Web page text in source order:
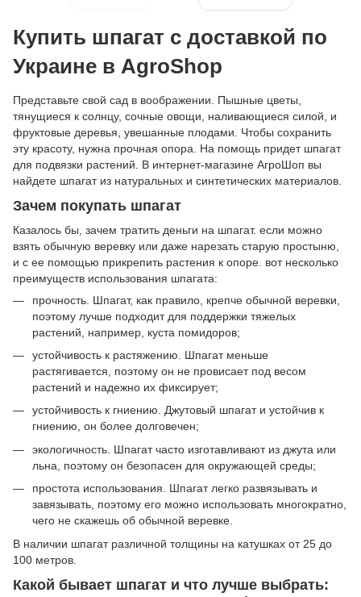
Купить шпагат с доставкой по
Украине в AgroShop
Представьте свой сад в воображении. Пышные цветы,
тянущиеся к солнцу, сочные овощи, наливающиеся силой, и
фруктовые деревья, увешанные плодами. Чтобы сохранить
эту красоту, нужна прочная опора. На помощь придет шпагат
для подвязки растений. В интернет-магазине АгроШоп вы
найдете шпагат из натуральных и синтетических материалов.
Зачем покупать шпагат
Казалось бы, зачем тратить деньги на шпагат. если можно
взять обычную веревку или даже нарезать старую простыню,
и с ее помощью прикрепить растения к опоре. вот несколько
преимуществ использования шпагата:
прочность. Шпагат, как правило, крепче обычной веревки,
поэтому лучше подходит для поддержки тяжелых
растений, например, куста помидоров;
устойчивость к растяжению. Шпагат меньше
растягивается, поэтому он не провисает под весом
растений и надежно их фиксирует;
устойчивость к гниению. Джутовый шпагат и устойчив к
гниению, он более долговечен;
экологичность. Шпагат часто изготавливают из джута или
льна, поэтому он безопасен для окружающей среды;
простота использования. Шпагат легко развязывать и
завязывать, поэтому его можно использовать многократно,
чего не скажешь об обычной веревке.
В наличии шпагат различной толщины на катушках от 25 до
100 метров.
Какой бывает шпагат и что лучше выбрать: